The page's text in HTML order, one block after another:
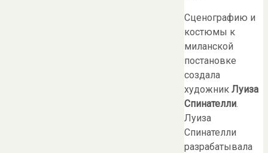
Сценографию и
костюмы к
миланской
постановке
создала
художник Луиза
Спинателли.
Луиза
Спинателли
разрабатывала